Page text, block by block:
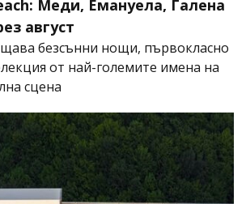
Меди, Емануела, Галена
август
безсънни нощи, първокласно
от най-големите имена на
сцена